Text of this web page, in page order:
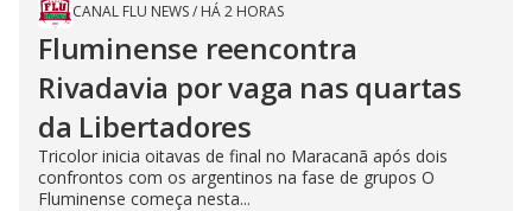
CANAL FLU NEWS/ HÁ 2 HORAS
Fluminense reencontra
Rivadavia por vaga nas quartas
da Libertadores
Tricolor inicia oitavas de final no Maracanã após dois
confrontos com os argentinos na fase de grupos O
Fluminense começa nesta...